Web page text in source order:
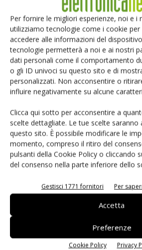
Per fornire le migliori esperienze, noi e i
utilizziamo tecnologie come i cookie
accedere alle informazioni del
tecnologie permetterà a noi e ai nostri
dati personali come il comportamento
o gli ID univoci su questo sito e di
personalizzati. Non acconsentire o
influire negativamente su alcune
Clicca qui sotto per acconsentire a
scelte dettagliate. Le tue scelte saranno
questo sito. È possibile modificare le
momento, compreso il ritiro del
pulsanti della Cookie Policy o cliccando
del consenso nella parte inferiore dello
Gestisci 1771 fornitori Per
Accetta
Preferenze
Cookie Policy Privacy
accelera
Smart home: la
sicurezza e
LASCIA UN COMMENTO